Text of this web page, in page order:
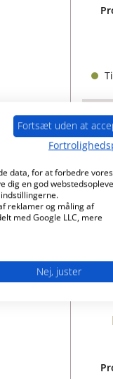
Fortsæt uden at
data, for at forbedre vores
dig en god
reklamer og måling af
med Google LLC, mere
Nej, juster